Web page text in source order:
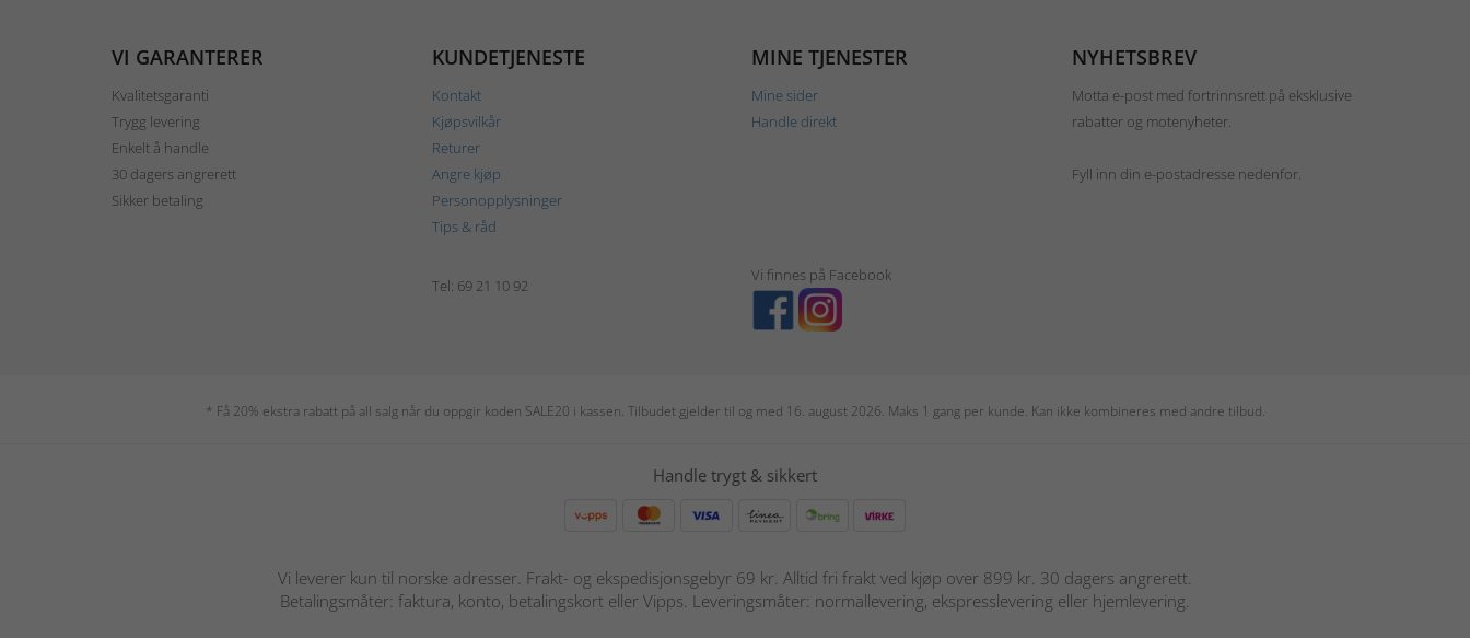
VI GARANTERER
Kvalitetsgaranti
Trygg levering
Enkelt å handle
30 dagers angrerett
Sikker betaling
KUNDETJENESTE
Kontakt
Kjøpsvilkår
Returer
Angre kjøp
Personopplysninger
Tips & råd
MINE TJENESTER
Mine sider
Handle direkt
NYHETSBREV
Motta e-post med fortrinnsrett på eksklusive
rabatter og motenyheter.
Fyll inn din e-postadresse nedenfor.
Tel: 69 21 10 92
Vi finnes på Facebook
* Få 20% ekstra rabatt på all salg når du oppgir koden SALE20 i kassen. Tilbudet gjelder til og med 16. august 2026. Maks 1 gang per kunde. Kan ikke kombineres med andre tilbud.
Handle trygt & sikkert
Vi leverer kun til norske adresser. Frakt- og ekspedisjonsgebyr 69 kr. Alltid fri frakt ved kjøp over 899 kr. 30 dagers angrerett.
Betalingsmåter: faktura, konto, betalingskort eller Vipps. Leveringsmåter: normallevering, ekspresslevering eller hjemlevering.